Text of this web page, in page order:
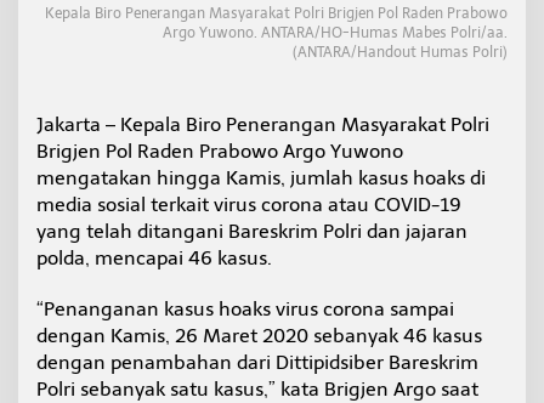
d
s
i
p
r
o
s
e
s
k
u
m
Kepala Biro Penerangan Masyarakat Polri Brigjen Pol Raden Prabowo
Argo Yuwono. ANTARA/HO-Humas Mabes Polri/aa.
(ANTARA/Handout Humas Polri)
Jakarta – Kepala Biro Penerangan Masyarakat Polri
Brigjen Pol Raden Prabowo Argo Yuwono
mengatakan hingga Kamis, jumlah kasus hoaks di
media sosial terkait virus corona atau COVID-19
yang telah ditangani Bareskrim Polri dan jajaran
polda, mencapai 46 kasus.
“Penanganan kasus hoaks virus corona sampai
dengan Kamis, 26 Maret 2020 sebanyak 46 kasus
dengan penambahan dari Dittipidsiber Bareskrim
Polri sebanyak satu kasus,” kata Brigjen Argo saat